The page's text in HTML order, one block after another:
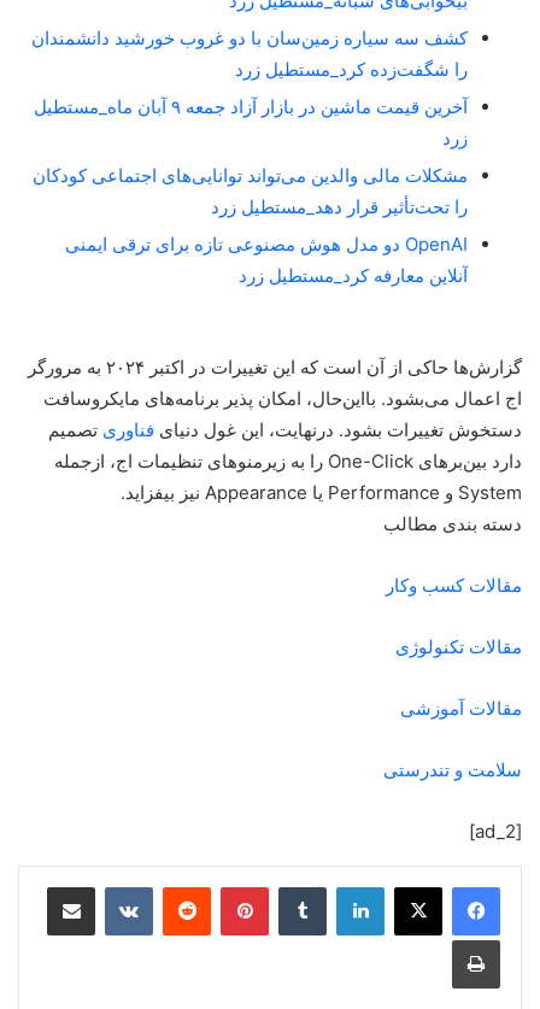
کشف سه سیاره زمین‌سان با دو غروب خورشید دانشمندان
را شگفت‌زده کرد_مستطیل زرد
آخرین قیمت ماشین در بازار آزاد جمعه ۹ آبان ماه_مستطیل
زرد
مشکلات مالی والدین می‌تواند توانایی‌های اجتماعی کودکان
را تحت‌تأثیر قرار دهد_مستطیل زرد
OpenAI دو مدل هوش مصنوعی تازه برای ترقی ایمنی
آنلاین معارفه کرد_مستطیل زرد
گزارش‌ها حاکی از آن است که این تغییرات در اکتبر ۲۰۲۴ به مرورگر
اج اعمال می‌بشود. بااین‌حال، امکان پذیر برنامه‌های مایکروسافت
دستخوش تغییرات بشود. درنهایت، این غول دنیای فناوری تصمیم
دارد بین‌برهای One-Click را به زیرمنوهای تنظیمات اج، از‌جمله
System و Performance یا Appearance نیز بیفزاید.
دسته بندی مطالب
مقالات کسب وکار
مقالات تکنولوژی
مقالات آموزشی
سلامت و تندرستی
[ad_2]